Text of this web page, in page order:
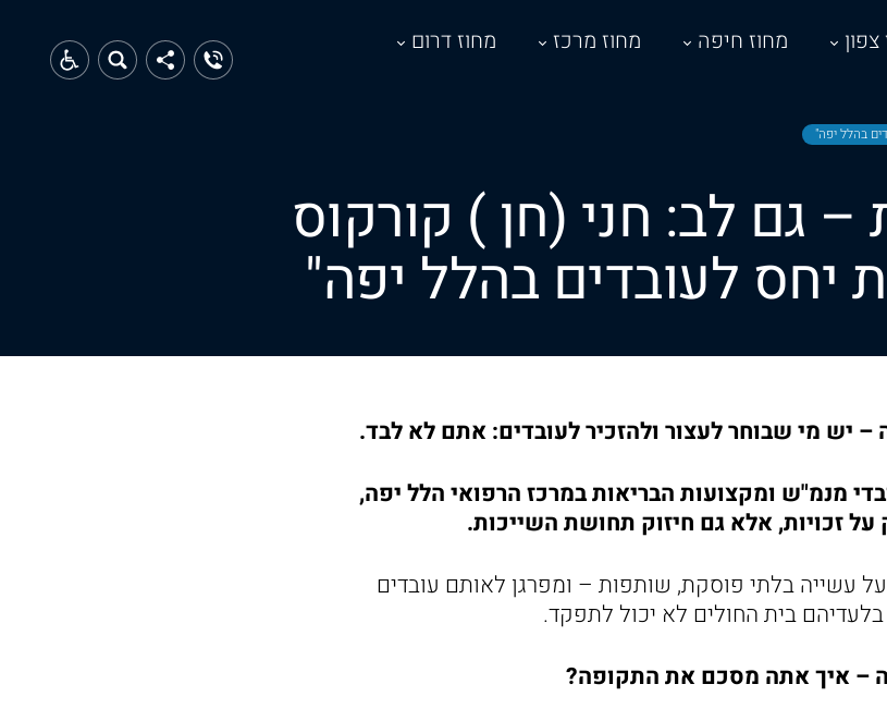
מחוז חיפה מחוז מרכז
מחוז דרום
בהלל יפה"
– גם לב: חני (חן ) קורקוס
יחס לעובדים בהלל יפה"
יש מי שבוחר לעצור ולהזכיר לעובדים: אתם לא לבד.
מנמ"ש ומקצועות הבריאות במרכז הרפואי הלל יפה,
זכויות, אלא גם חיזוק תחושת השייכות.
עשייה בלתי פוסקת, שותפות – ומפרגן לאותם עובדים
בית החולים לא יכול לתפקד.
– איך אתה מסכם את התקופה?